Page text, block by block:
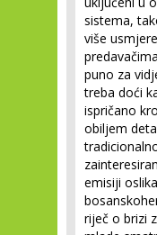
sistema,
više
puno za
treba doći
ispričano
obiljem
emisiji
riječ o brizi